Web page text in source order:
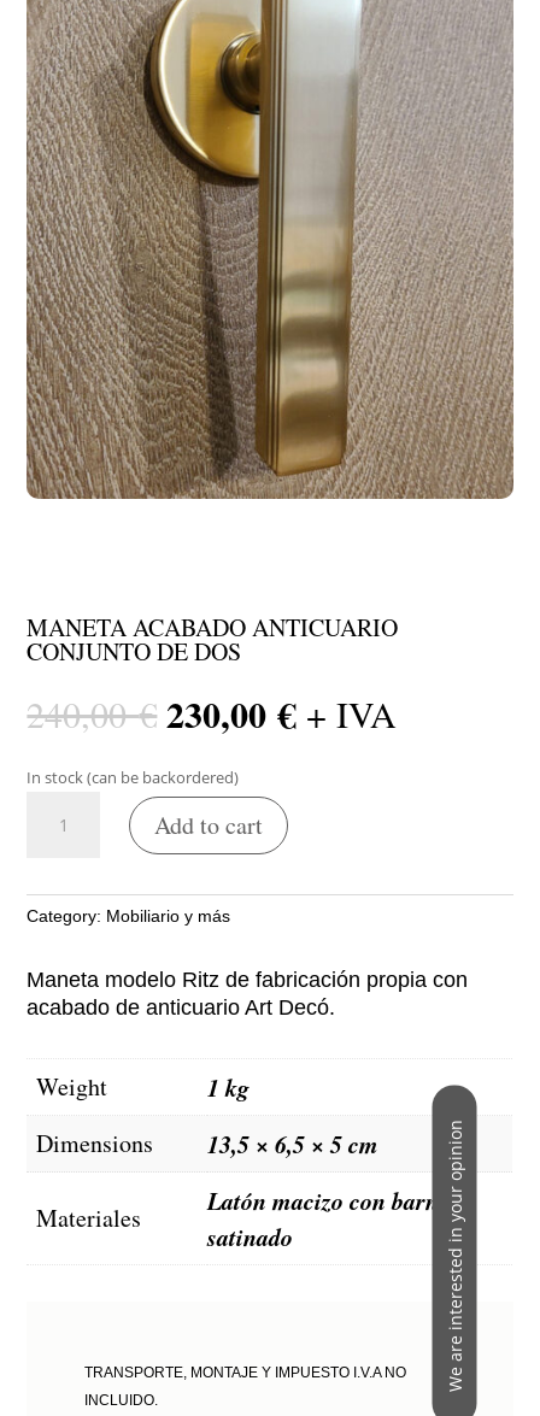
MANETA ACABADO ANTICUARIO
CONJUNTO DE DOS
240,00€ Original
price
was:
240,00 €.
230,00€Current
price
+ IVA
In stock (can be backordered)
acabado
de
quantity
Add to cart
Category: Mobiliario y más
Maneta modelo Ritz de fabricación propia con
acabado de anticuario Art Decó.
Weight 1 kg
Dimensions 13,5 × 6,5 × 5 cm
Materiales
Latón macizo con barniz
satinado
TRANSPORTE, MONTAJE Y IMPUESTO I.V.A NO
INCLUIDO.
We are interested in your opinion